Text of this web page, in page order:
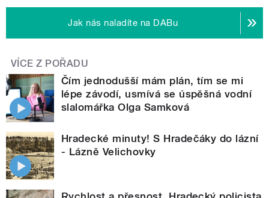
Jak nás naladíte na DABu
VÍCE Z POŘADU
Čím jednodušší mám plán, tím se mi
lépe závodí, usmívá se úspěšná vodní
slalomářka Olga Samková
Hradecké minuty! S Hradečáky do lázní
- Lázně Velichovky